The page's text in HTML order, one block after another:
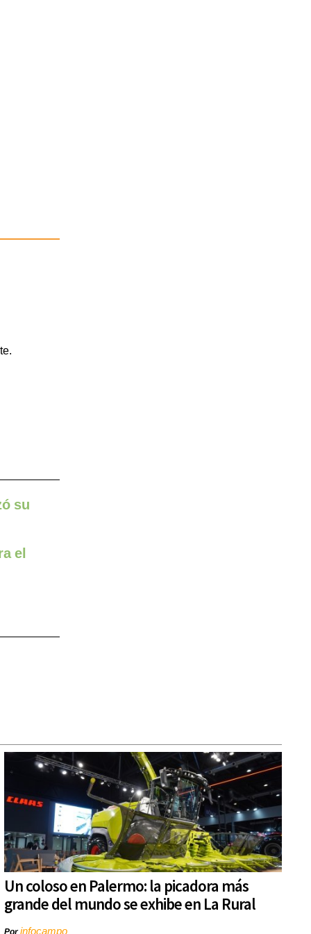
su
el
Un coloso en Palermo: la picadora más
grande del mundo se exhibe en La Rural
Porinfocampo